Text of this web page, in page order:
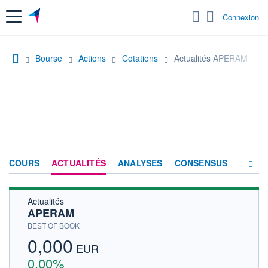
Menu Connexion
Bourse Actions Cotations Actualités APERAM
COURS ACTUALITÉS ANALYSES CONSENSUS
Actualités
APERAM
BEST OF BOOK
0,000 EUR
0,00%